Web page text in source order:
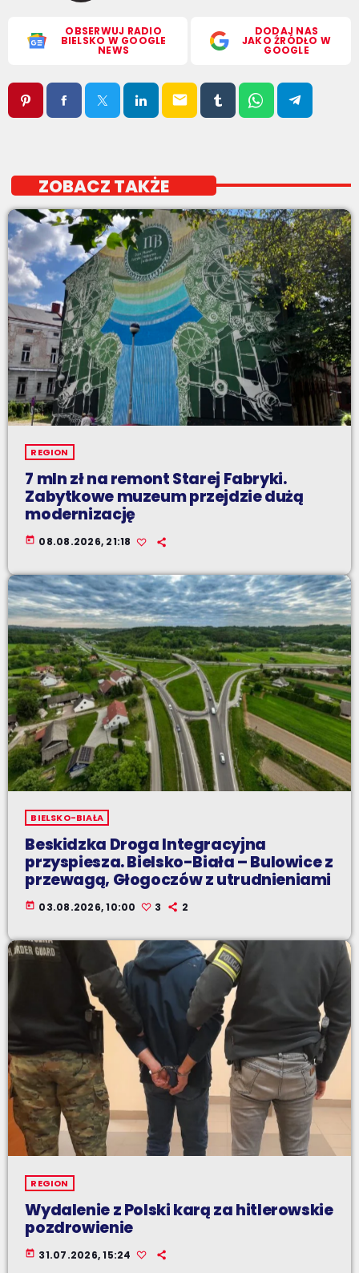
OBSERWUJ RADIO
BIELSKO W GOOGLE
NEWS
DODAJ NAS
JAKO ŹRÓDŁO W
GOOGLE
email
ZOBACZ TAKŻE
REGION
7 mln zł na remont Starej Fabryki.
Zabytkowe muzeum przejdzie dużą
modernizację
today 08.08.2026, 21:18
BIELSKO-BIAŁA
Beskidzka Droga Integracyjna
przyspiesza. Bielsko-Biała – Bulowice z
przewagą, Głogoczów z utrudnieniami
today 03.08.2026, 10:00 3 2
REGION
Wydalenie z Polski karą za hitlerowskie
pozdrowienie
today 31.07.2026, 15:24